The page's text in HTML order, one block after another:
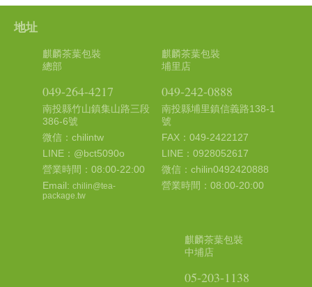
地址
麒麟茶葉包裝
總部
049-264-4217
南投縣竹山鎮集山路三段
386-6號
微信：chilintw
LINE：@bct5090o
營業時間：08:00-22:00
Email: chilin@tea-
package.tw
麒麟茶葉包裝
埔里店
049-242-0888
南投縣埔里鎮信義路138-1
號
FAX：049-2422127
LINE：0928052617
微信：chilin0492420888
營業時間：08:00-20:00
麒麟茶葉包裝
中埔店
05-203-1138